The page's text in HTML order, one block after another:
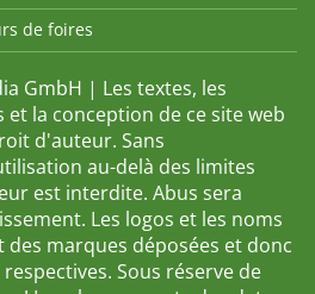
de foires
GmbH | Les textes, les
et la conception de ce site web
d'auteur. Sans
au-delà des limites
est interdite. Abus sera
Les logos et les noms
marques déposées et donc
Sous réserve de